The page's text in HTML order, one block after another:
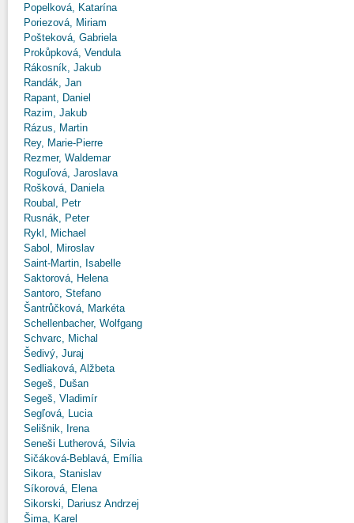
Popelková, Katarína
Poriezová, Miriam
Pošteková, Gabriela
Prokůpková, Vendula
Rákosník, Jakub
Randák, Jan
Rapant, Daniel
Razim, Jakub
Rázus, Martin
Rey, Marie-Pierre
Rezmer, Waldemar
Roguľová, Jaroslava
Rošková, Daniela
Roubal, Petr
Rusnák, Peter
Rykl, Michael
Sabol, Miroslav
Saint-Martin, Isabelle
Saktorová, Helena
Santoro, Stefano
Šantrůčková, Markéta
Schellenbacher, Wolfgang
Schvarc, Michal
Šedivý, Juraj
Sedliaková, Alžbeta
Segeš, Dušan
Segeš, Vladimír
Segľová, Lucia
Selišnik, Irena
Seneši Lutherová, Silvia
Sičáková-Beblavá, Emília
Sikora, Stanislav
Síkorová, Elena
Sikorski, Dariusz Andrzej
Šima, Karel